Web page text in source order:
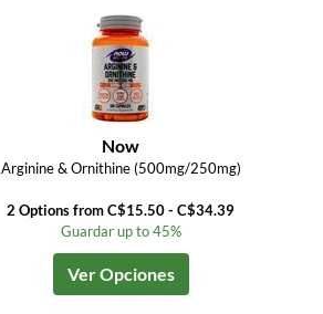
Now
Arginine & Ornithine (500mg/250mg)
2 Options from C$15.50 - C$34.39
Guardar up to 45%
Ver Opciones